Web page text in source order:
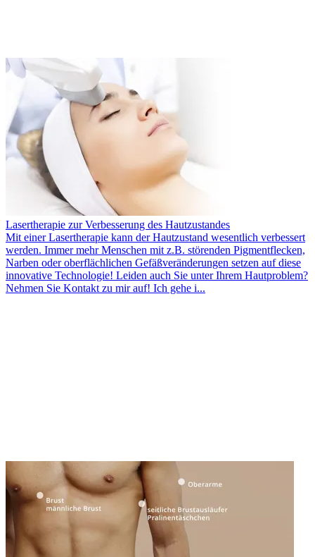
Lasertherapie zur Verbesserung des Hautzustandes
Mit einer Lasertherapie kann der Hautzustand wesentlich verbessert
werden. Immer mehr Menschen mit z.B. störenden Pigmentflecken,
Narben oder oberflächlichen Gefäßveränderungen setzen auf diese
innovative Technologie! Leiden auch Sie unter Ihrem Hautproblem?
Nehmen Sie Kontakt zu mir auf! Ich gehe i...